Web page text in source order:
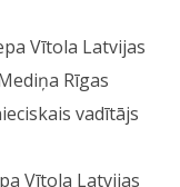
Vītola Latvijas
Rīgas
vadītājs
Vītola Latvijas